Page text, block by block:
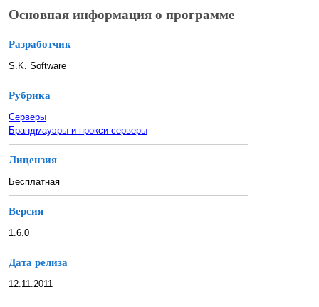
Основная информация о программе
Разработчик
S.K. Software
Рубрика
Серверы
Брандмауэры и прокси-серверы
Лицензия
Бесплатная
Версия
1.6.0
Дата релиза
12.11.2011